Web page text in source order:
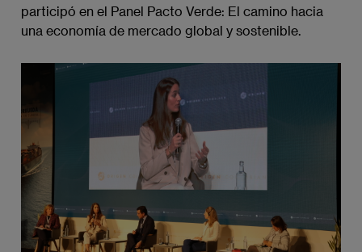
participó en el Panel Pacto Verde: El camino hacia
una economía de mercado global y sostenible.
Imagen